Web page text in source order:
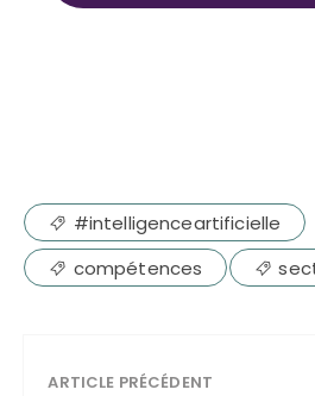
#intelligenceartificielle
compétences
ARTICLE PRÉCÉDENT